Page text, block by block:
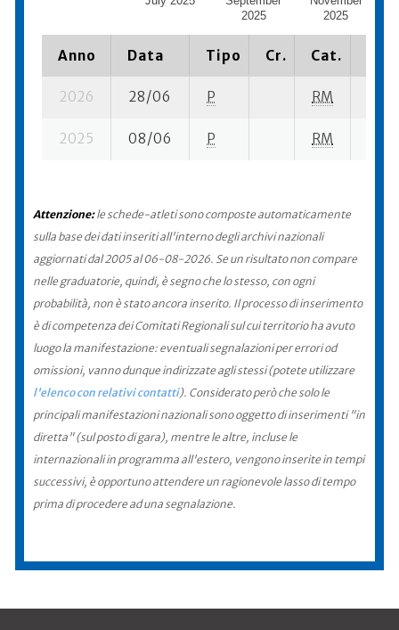
2025
2025
Anno Data Tipo Cr. Cat.
2026 28/06 P RM
2025 08/06 P RM
Attenzione:le schede-atleti sono composte automaticamente
sulla base dei dati inseriti all'interno degli archivi nazionali
aggiornati dal 2005 al 06-08-2026. Se un risultato non compare
nelle graduatorie, quindi, è segno che lo stesso, con ogni
probabilità, non è stato ancora inserito. Il processo di inserimento
è di competenza dei Comitati Regionali sul cui territorio ha avuto
luogo la manifestazione: eventuali segnalazioni per errori od
omissioni, vanno dunque indirizzate agli stessi (potete utilizzare
l'elenco con relativi contatti). Considerato però che solo le
principali manifestazioni nazionali sono oggetto di inserimenti "in
diretta" (sul posto di gara), mentre le altre, incluse le
internazionali in programma all'estero, vengono inserite in tempi
successivi, è opportuno attendere un ragionevole lasso di tempo
prima di procedere ad una segnalazione.